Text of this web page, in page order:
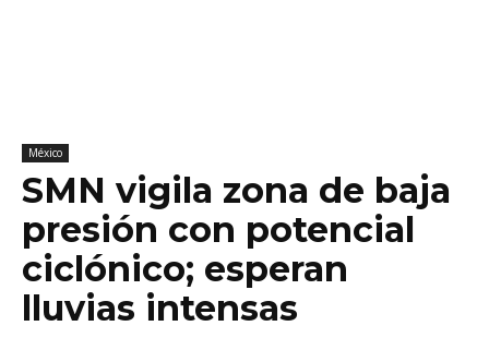
México
SMN vigila zona de baja
presión con potencial
ciclónico; esperan
lluvias intensas